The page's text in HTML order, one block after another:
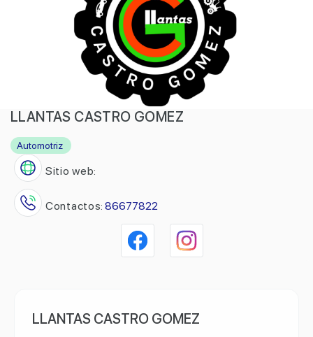
LLANTAS CASTRO GOMEZ
Automotriz
Sitio web:
Contactos: 86677822
LLANTAS CASTRO GOMEZ